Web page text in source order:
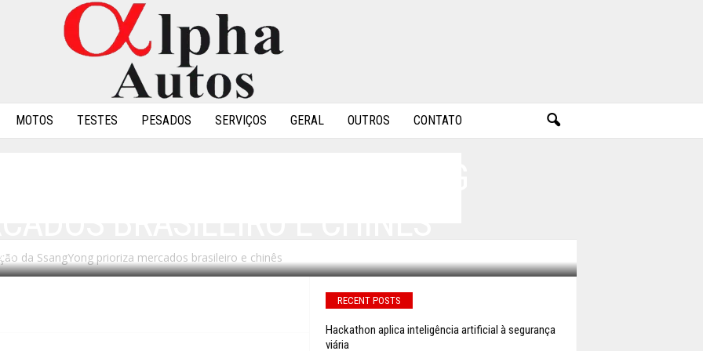
MOTOS TESTES PESADOS SERVIÇOS GERAL OUTROS CONTATO
da SsangYong prioriza mercados brasileiro e chinês
0
RECENT POSTS
Hackathon aplica inteligência artificial à segurança
viária